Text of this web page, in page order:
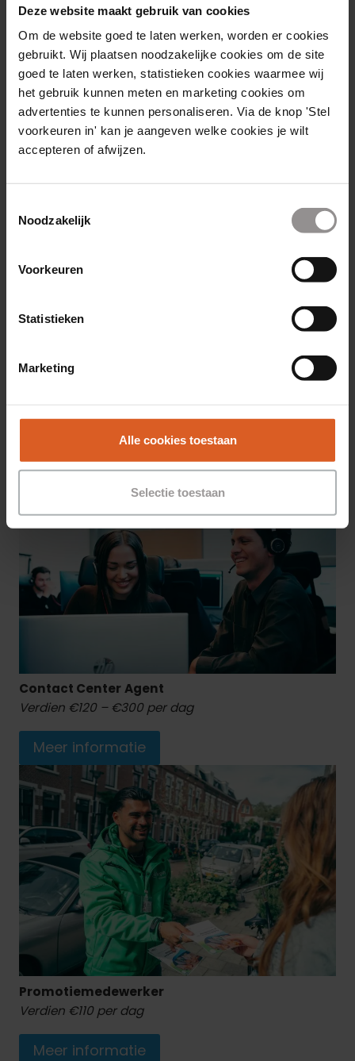
Deze website maakt gebruik van cookies
Om de website goed te laten werken, worden er cookies
gebruikt. Wij plaatsen noodzakelijke cookies om de site
goed te laten werken, statistieken cookies waarmee wij
het gebruik kunnen meten en marketing cookies om
advertenties te kunnen personaliseren. Via de knop 'Stel
voorkeuren in' kan je aangeven welke cookies je wilt
accepteren of afwijzen.
Noodzakelijk
Voorkeuren
Statistieken
Marketing
Alle cookies toestaan
Selectie toestaan
Kies je pad
Welke Fonkiaan ben jij? Kies de rol die bij je
past en verdien gemiddeld €150 per dag.
Onze topverkopers? Die verdienen zelfs
€400+ euro per dag. Dus welk pad kies jij?
Meer informatie
Contact CenterAgent
Verdien €120 – €300 per dag
Meer informatie
Promotiemedewerker
Verdien €110 per dag
Meer informatie